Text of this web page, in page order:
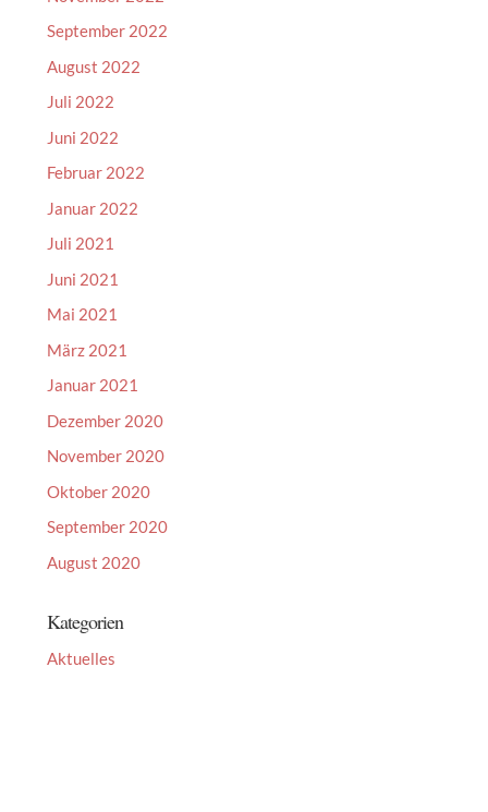
September 2022
August 2022
Juli 2022
Juni 2022
Februar 2022
Januar 2022
Juli 2021
Juni 2021
Mai 2021
März 2021
Januar 2021
Dezember 2020
November 2020
Oktober 2020
September 2020
August 2020
Kategorien
Aktuelles